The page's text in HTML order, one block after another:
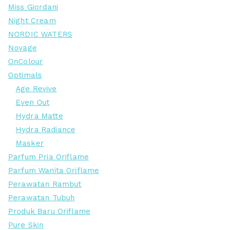
Miss Giordani
Night Cream
NORDIC WATERS
Novage
OnColour
Optimals
Age Revive
Even Out
Hydra Matte
Hydra Radiance
Masker
Parfum Pria Oriflame
Parfum Wanita Oriflame
Perawatan Rambut
Perawatan Tubuh
Produk Baru Oriflame
Pure Skin